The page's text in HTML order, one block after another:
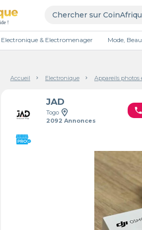
Electronique & Electromenager Mode,
Accueil Electronique Appareils photos
JAD
Togo
2092 Annonces
phone